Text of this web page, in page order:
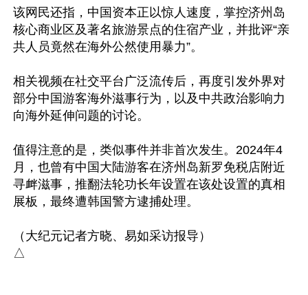
该网民还指，中国资本正以惊人速度，掌控济州岛
核心商业区及著名旅游景点的住宿产业，并批评“亲
共人员竟然在海外公然使用暴力”。
相关视频在社交平台广泛流传后，再度引发外界对
部分中国游客海外滋事行为，以及中共政治影响力
向海外延伸问题的讨论。
值得注意的是，类似事件并非首次发生。2024年4
月，也曾有中国大陆游客在济州岛新罗免税店附近
寻衅滋事，推翻法轮功长年设置在该处设置的真相
展板，最终遭韩国警方逮捕处理。
（大纪元记者方晓、易如采访报导）